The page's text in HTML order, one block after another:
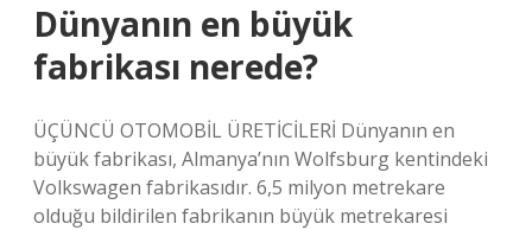
Dünyanın en büyük
fabrikası nerede?
ÜÇÜNCÜ OTOMOBİL ÜRETİCİLERİ Dünyanın en
büyük fabrikası, Almanya’nın Wolfsburg kentindeki
Volkswagen fabrikasıdır. 6,5 milyon metrekare
olduğu bildirilen fabrikanın büyük metrekaresi